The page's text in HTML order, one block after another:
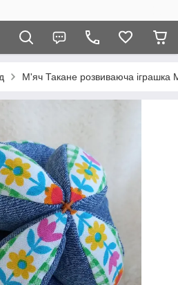
М'яч Такане розвиваюча іграшка